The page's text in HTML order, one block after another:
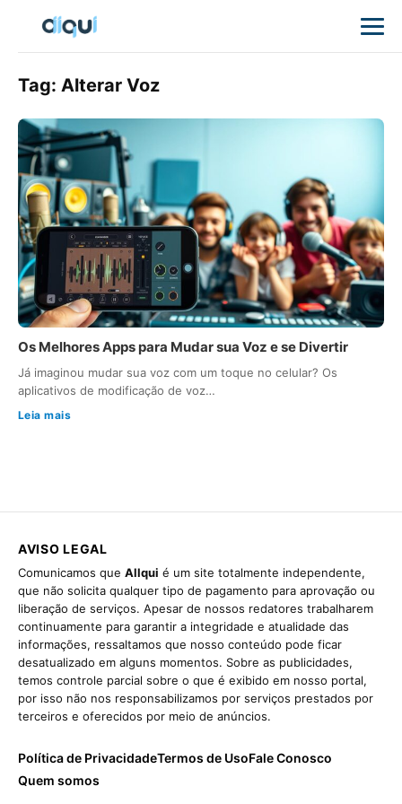
Tag: Alterar Voz
Os Melhores Apps para Mudar sua Voz e se Divertir
Já imaginou mudar sua voz com um toque no celular? Os
aplicativos de modificação de voz…
Leia mais
AVISO LEGAL
Comunicamos que Allqui é um site totalmente independente,
que não solicita qualquer tipo de pagamento para aprovação ou
liberação de serviços. Apesar de nossos redatores trabalharem
continuamente para garantir a integridade e atualidade das
informações, ressaltamos que nosso conteúdo pode ficar
desatualizado em alguns momentos. Sobre as publicidades,
temos controle parcial sobre o que é exibido em nosso portal,
por isso não nos responsabilizamos por serviços prestados por
terceiros e oferecidos por meio de anúncios.
Política de PrivacidadeTermos de UsoFale Conosco
Quem somos